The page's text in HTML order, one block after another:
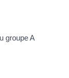
groupe A